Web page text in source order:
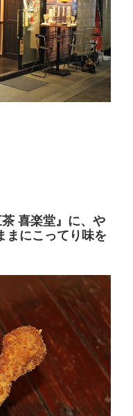
喜楽堂』に、や
まにこってり味を